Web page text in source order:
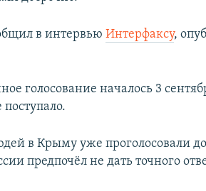
в интервьюИнтерфаксу,
голосование началось 3
в Крыму уже проголосовали
предпочёл не дать точного